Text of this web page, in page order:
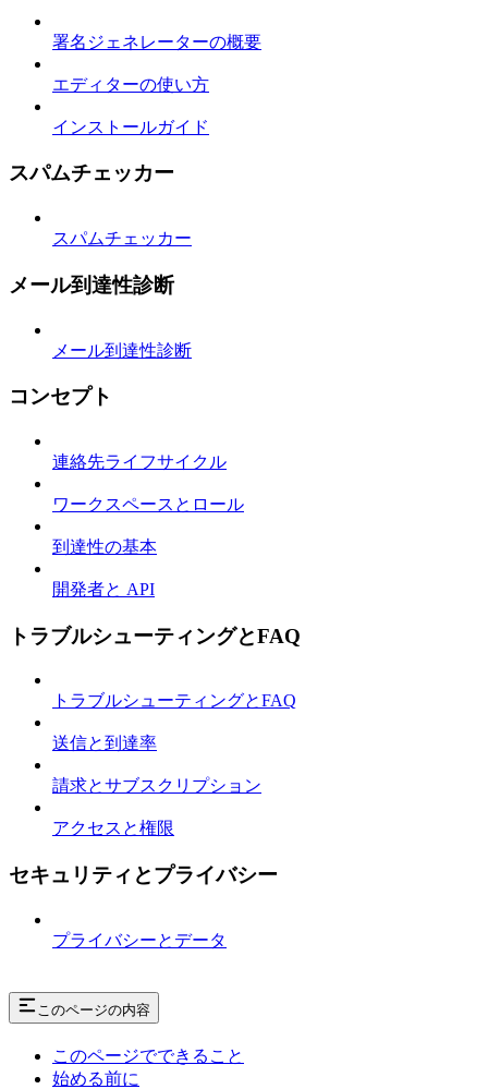
署名ジェネレーターの概要
エディターの使い方
インストールガイド
スパムチェッカー
スパムチェッカー
メール到達性診断
メール到達性診断
コンセプト
連絡先ライフサイクル
ワークスペースとロール
到達性の基本
開発者と API
トラブルシューティングとFAQ
トラブルシューティングとFAQ
送信と到達率
請求とサブスクリプション
アクセスと権限
セキュリティとプライバシー
プライバシーとデータ
このページの内容
このページでできること
始める前に